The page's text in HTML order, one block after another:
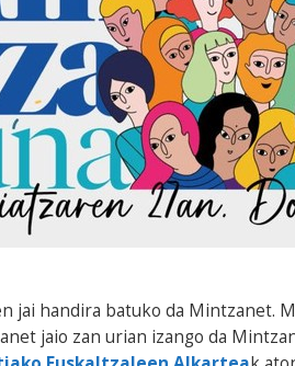
jai handira batuko da Mintzanet.
jaio zan urian izango da